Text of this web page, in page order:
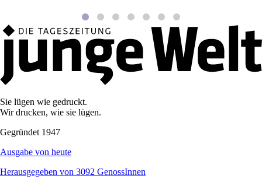
Sie lügen wie gedruckt.
Wir drucken, wie sie lügen.
Gegründet 1947
Ausgabe von heute
Herausgegeben von 3092 GenossInnen